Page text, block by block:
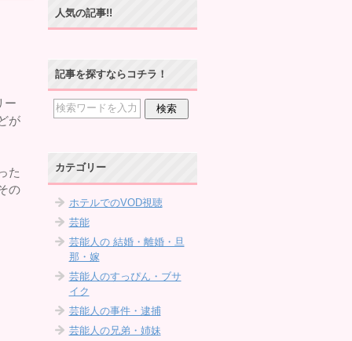
ー
が
た
の
人気の記事!!
記事を探すならコチラ！
カテゴリー
ホテルでのVOD視聴
芸能
芸能人の 結婚・離婚・旦
那・嫁
芸能人のすっぴん・ブサ
イク
芸能人の事件・逮捕
芸能人の兄弟・姉妹